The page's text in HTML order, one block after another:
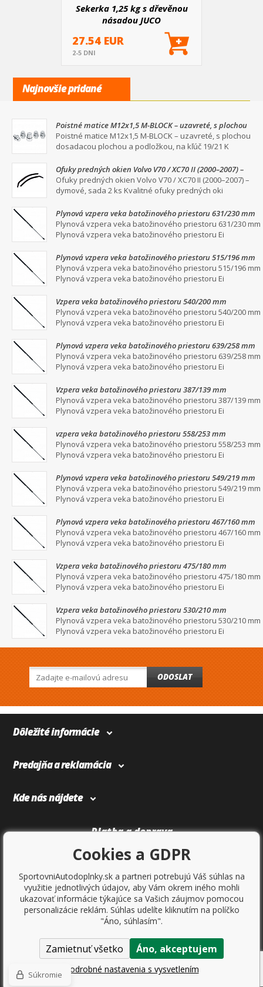
Sekerka 1,25 kg s dřevěnou
násadou JUCO
27.54 EUR
2-5 DNI
Najnovšie pridané
Poistné matice M12x1,5 M-BLOCK – uzavreté, s plochou
dosadacou plochou a podložkou, na kľúč 19/21
Poistné matice M12x1,5 M-BLOCK – uzavreté, s plochou
dosadacou plochou a podložkou, na kľúč 19/21 K
Ofuky predných okien Volvo V70 / XC70 II (2000–2007) –
dymové, sada 2 ks
Ofuky predných okien Volvo V70 / XC70 II (2000–2007) –
dymové, sada 2 ks Kvalitné ofuky predných oki
Plynová vzpera veka batožinového priestoru 631/230 mm
Plynová vzpera veka batožinového priestoru 631/230 mm
Plynová vzpera veka batožinového priestoru Ei
Plynová vzpera veka batožinového priestoru 515/196 mm
Plynová vzpera veka batožinového priestoru 515/196 mm
Plynová vzpera veka batožinového priestoru Ei
Vzpera veka batožinového priestoru 540/200 mm
Plynová vzpera veka batožinového priestoru 540/200 mm
Plynová vzpera veka batožinového priestoru Ei
Plynová vzpera veka batožinového priestoru 639/258 mm
Plynová vzpera veka batožinového priestoru 639/258 mm
Plynová vzpera veka batožinového priestoru Ei
Vzpera veka batožinového priestoru 387/139 mm
Plynová vzpera veka batožinového priestoru 387/139 mm
Plynová vzpera veka batožinového priestoru Ei
vzpera veka batožinového priestoru 558/253 mm
Plynová vzpera veka batožinového priestoru 558/253 mm
Plynová vzpera veka batožinového priestoru Ei
Plynová vzpera veka batožinového priestoru 549/219 mm
Plynová vzpera veka batožinového priestoru 549/219 mm
Plynová vzpera veka batožinového priestoru Ei
Plynová vzpera veka batožinového priestoru 467/160 mm
Plynová vzpera veka batožinového priestoru 467/160 mm
Plynová vzpera veka batožinového priestoru Ei
Vzpera veka batožinového priestoru 475/180 mm
Plynová vzpera veka batožinového priestoru 475/180 mm
Plynová vzpera veka batožinového priestoru Ei
Vzpera veka batožinového priestoru 530/210 mm
Plynová vzpera veka batožinového priestoru 530/210 mm
Plynová vzpera veka batožinového priestoru Ei
ODOSLAT
Dôležité informácie
Predajňa a reklamácia
Kde nás nájdete
Platba a doprava
Copyright © 2017Sportovniautodoplnky.cz- Tuning shop, športové
autodoplnky, tuning auta. Všetky práva vyhradené.
Cookies a GDPR
SportovniAutodoplnky.sk a partneri potrebujú Váš súhlas na
využitie jednotlivých údajov, aby Vám okrem iného mohli
ukazovať informácie týkajúce sa Vašich záujmov pomocou
personalizácie reklám. Súhlas udelíte kliknutím na políčko
"Áno, súhlasím".
Zamietnuť všetko Áno, akceptujem
Podrobné nastavenia s vysvetlením
Súkromie